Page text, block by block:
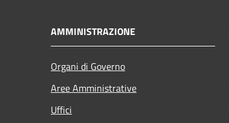
AMMINISTRAZIONE
Organi di Governo
Aree Amministrative
Uffici